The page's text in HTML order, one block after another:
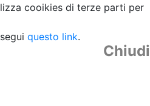
cooikies di terze parti per
questo link.
Chiudi